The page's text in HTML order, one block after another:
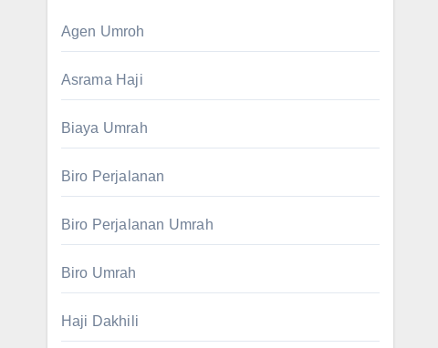
Agen Umroh
Asrama Haji
Biaya Umrah
Biro Perjalanan
Biro Perjalanan Umrah
Biro Umrah
Haji Dakhili